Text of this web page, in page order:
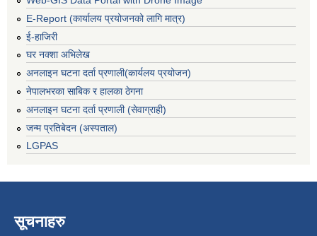
E-Report (कार्यालय प्रयोजनको लागि मात्र)
ई-हाजिरी
घर नक्शा अभिलेख
अनलाइन घटना दर्ता प्रणाली(कार्यलय प्रयोजन)
नेपालभरका साबिक र हालका ठेगना
अनलाइन घटना दर्ता प्रणाली (सेवाग्राही)
जन्म प्रतिबेदन (अस्पताल)
LGPAS
सूचनाहरु